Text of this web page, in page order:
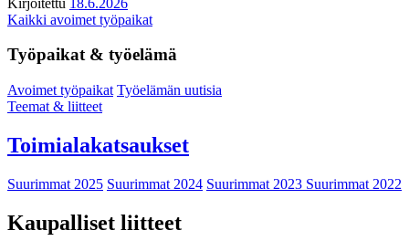
Kaikki avoimet työpaikat
Työpaikat & työelämä
Avoimet työpaikat Työelämän uutisia
Teemat & liitteet
Toimialakatsaukset
Suurimmat 2025 Suurimmat 2024 Suurimmat 2023 Suurimmat 2022
Kaupalliset liitteet